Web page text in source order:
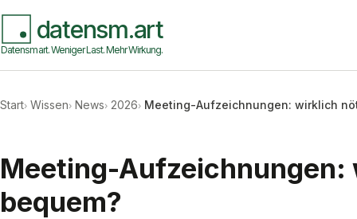
datensm.art
Datensmart. Weniger Last. Mehr Wirkung.
Start Wissen News 2026 Meeting-Aufzeichnungen: wirklich
Meeting-
bequem?